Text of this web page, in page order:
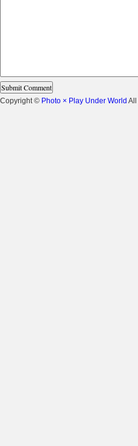
Copyright © Photo × Play Under World All